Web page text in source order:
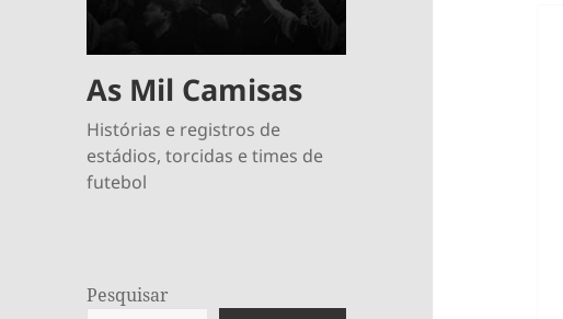
As Mil Camisas
Histórias e registros de
estádios, torcidas e times de
futebol
Pesquisar